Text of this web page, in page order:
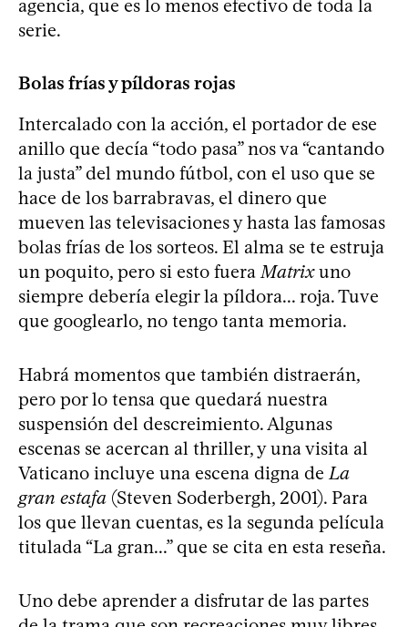
agencia, que es lo menos efectivo de toda la
serie.
Bolas frías y píldoras rojas
Intercalado con la acción, el portador de ese
anillo que decía “todo pasa” nos va “cantando
la justa” del mundo fútbol, con el uso que se
hace de los barrabravas, el dinero que
mueven las televisaciones y hasta las famosas
bolas frías de los sorteos. El alma se te estruja
un poquito, pero si esto fuera Matrixuno
siempre debería elegir la píldora... roja. Tuve
que googlearlo, no tengo tanta memoria.
Habrá momentos que también distraerán,
pero por lo tensa que quedará nuestra
suspensión del descreimiento. Algunas
escenas se acercan al thriller, y una visita al
Vaticano incluye una escena digna de La
gran estafa (Steven Soderbergh, 2001). Para
los que llevan cuentas, es la segunda película
titulada “La gran...” que se cita en esta reseña.
Uno debe aprender a disfrutar de las partes